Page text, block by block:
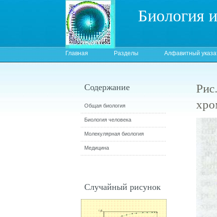
Биология
Главная Разделы Алфавитный
Содержание
Общая биология
Биология человека
Молекулярная биология
Медицина
Случайный рисунок